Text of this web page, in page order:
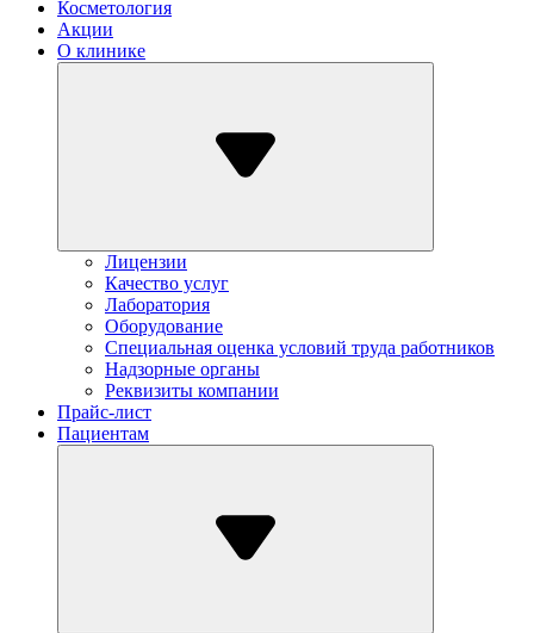
Косметология
Акции
О клинике
Лицензии
Качество услуг
Лаборатория
Оборудование
Специальная оценка условий труда работников
Надзорные органы
Реквизиты компании
Прайс-лист
Пациентам